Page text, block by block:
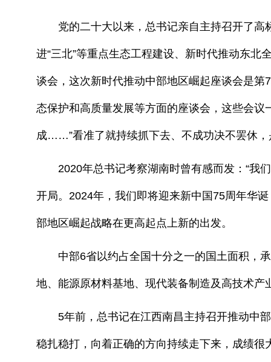
党的二十大以来，总书记亲自主持召开了高
进“三北”等重点生态工程建设、新时代推动东
谈会，这次新时代推动中部地区崛起座谈会是
态保护和高质量发展等方面的座谈会，这些会
成……”看准了就持续抓下去、不成功决不罢休
2020年总书记考察湖南时曾有感而发：“我们
开局。2024年，我们即将迎来新中国75周年华
部地区崛起战略在更高起点上新的出发。
中部6省以约占全国十分之一的国土面积，承
地、能源原材料基地、现代装备制造及高技术
5年前，总书记在江西南昌主持召开推动中部
稳扎稳打，向着正确的方向持续走下来，成绩很